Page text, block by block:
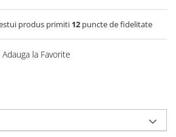
produs primiti 12puncte de fidelitate
Adauga la Favorite